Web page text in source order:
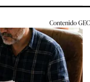
ContenidoGEC